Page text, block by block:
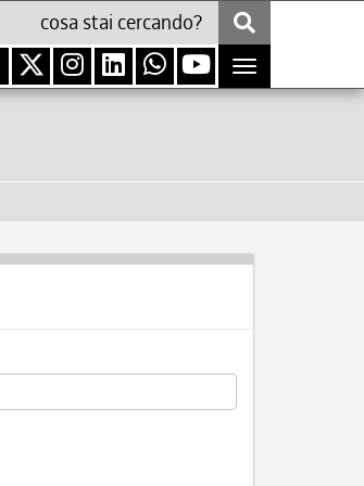
Toggle
navigation